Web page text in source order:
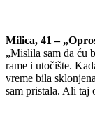
Milica, 41 –
„Mislila sam da ću
rame i utočište.
vreme bila
sam pristala. Ali taj